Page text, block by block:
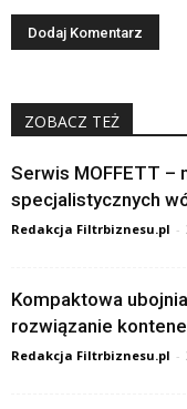
ZOBACZ TEŻ
Serwis MOFFETT –
specjalistycznych
Redakcja Filtrbiznesu.pl -
Kompaktowa
rozwiązanie
Redakcja Filtrbiznesu.pl -